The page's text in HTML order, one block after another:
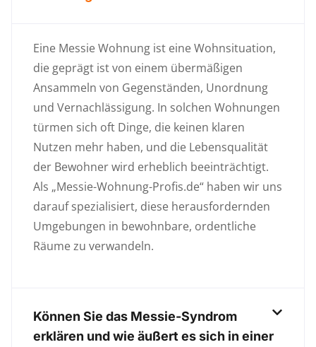
Eine Messie Wohnung ist eine Wohnsituation,
die geprägt ist von einem übermäßigen
Ansammeln von Gegenständen, Unordnung
und Vernachlässigung. In solchen Wohnungen
türmen sich oft Dinge, die keinen klaren
Nutzen mehr haben, und die Lebensqualität
der Bewohner wird erheblich beeinträchtigt.
Als „Messie-Wohnung-Profis.de“ haben wir uns
darauf spezialisiert, diese herausfordernden
Umgebungen in bewohnbare, ordentliche
Räume zu verwandeln.
Können Sie das Messie-Syndrom
erklären und wie äußert es sich in einer